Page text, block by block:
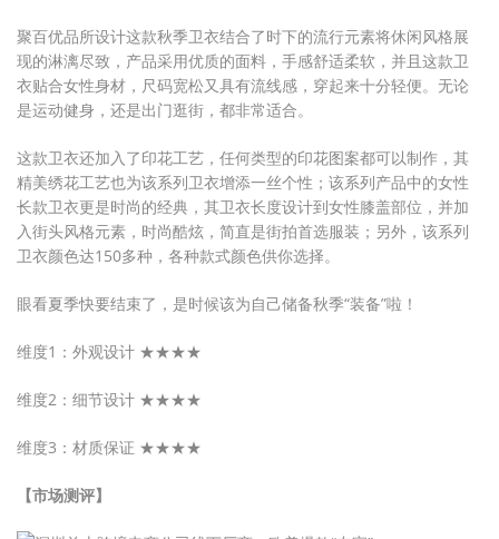
聚百优品所设计这款秋季卫衣结合了时下的流行元素将休闲风格展
现的淋漓尽致，产品采用优质的面料，手感舒适柔软，并且这款卫
衣贴合女性身材，尺码宽松又具有流线感，穿起来十分轻便。无论
是运动健身，还是出门逛街，都非常适合。
这款卫衣还加入了印花工艺，任何类型的印花图案都可以制作，其
精美绣花工艺也为该系列卫衣增添一丝个性；该系列产品中的女性
长款卫衣更是时尚的经典，其卫衣长度设计到女性膝盖部位，并加
入街头风格元素，时尚酷炫，简直是街拍首选服装；另外，该系列
卫衣颜色达150多种，各种款式颜色供你选择。
眼看夏季快要结束了，是时候该为自己储备秋季“装备”啦！
维度1：外观设计 ★★★★
维度2：细节设计 ★★★★
维度3：材质保证 ★★★★
【市场测评】